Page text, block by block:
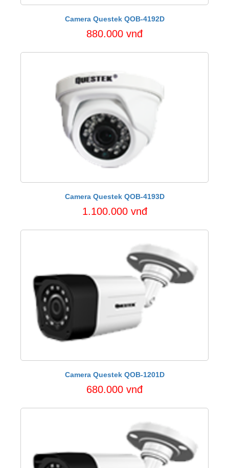
Camera Questek QOB-4192D
880.000 vnđ
Camera Questek QOB-4193D
1.100.000 vnđ
Camera Questek QOB-1201D
680.000 vnđ